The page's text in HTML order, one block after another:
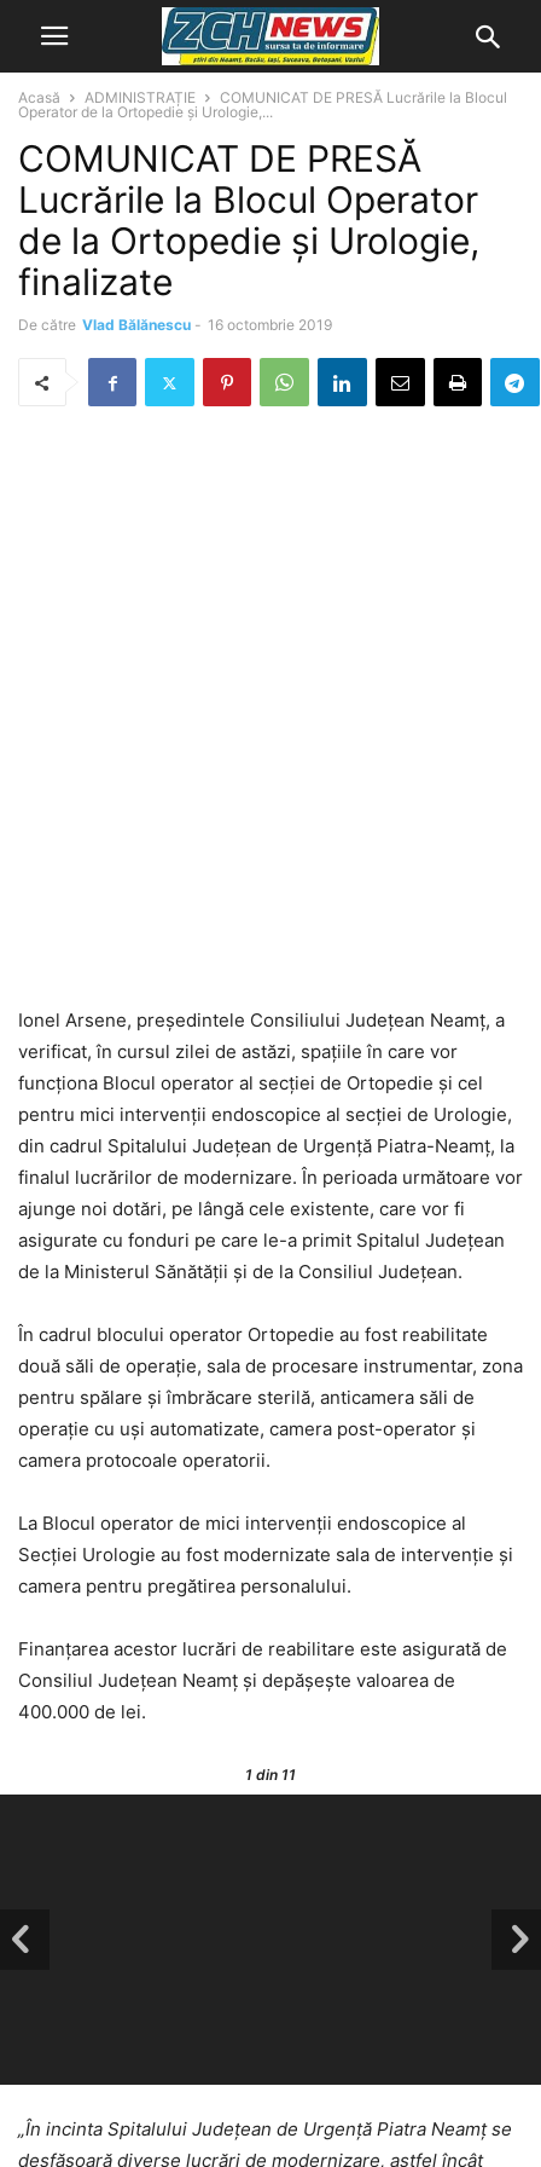
Acasă ADMINISTRAȚIE
COMUNICAT DE PRESĂ Lucrările la Blocul
Operator de la Ortopedie și Urologie,...
COMUNICAT DE PRESĂ
Lucrările la Blocul Operator
de la Ortopedie și Urologie,
finalizate
De către Vlad Bălănescu - 16 octombrie 2019
Ionel Arsene, președintele Consiliului Județean Neamț, a
verificat, în cursul zilei de astăzi, spațiile în care vor
funcționa Blocul operator al secției de Ortopedie și cel
pentru mici intervenții endoscopice al secției de Urologie,
din cadrul Spitalului Județean de Urgență Piatra-Neamț, la
finalul lucrărilor de modernizare. În perioada următoare vor
ajunge noi dotări, pe lângă cele existente, care vor fi
asigurate cu fonduri pe care le-a primit Spitalul Județean
de la Ministerul Sănătății și de la Consiliul Județean.
În cadrul blocului operator Ortopedie au fost reabilitate
două săli de operație, sala de procesare instrumentar, zona
pentru spălare și îmbrăcare sterilă, anticamera săli de
operație cu uși automatizate, camera post-operator și
camera protocoale operatorii.
La Blocul operator de mici intervenții endoscopice al
Secției Urologie au fost modernizate sala de intervenție și
camera pentru pregătirea personalului.
Finanțarea acestor lucrări de reabilitare este asigurată de
Consiliul Județean Neamț și depășește valoarea de
400.000 de lei.
1 din 11
„În incinta Spitalului Județean de Urgență Piatra Neamț se
desfășoară diverse lucrări de modernizare, astfel încât